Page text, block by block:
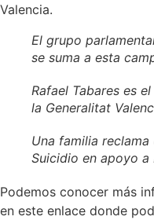
Valencia.
El grupo
se suma a esta
Rafael Tabares es
la Generalitat
Una familia
Suicidio en apoyo a
Podemos conocer más
en este enlace donde